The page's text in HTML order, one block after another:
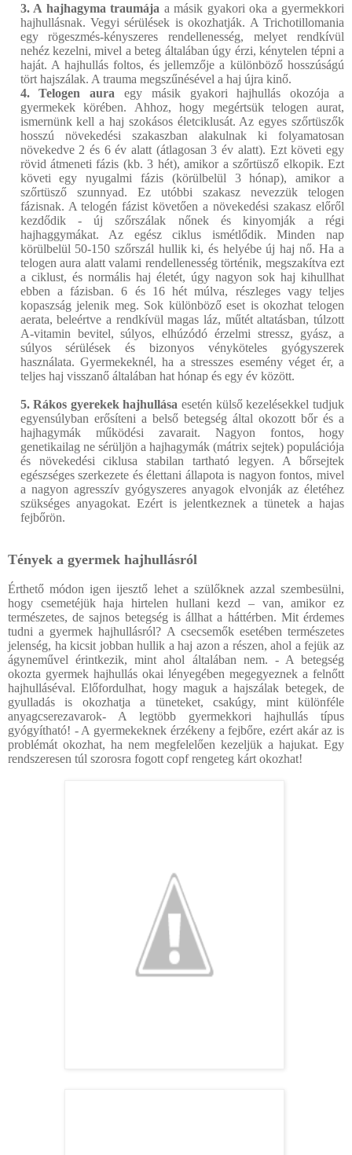
3. A hajhagyma traumája a másik gyakori oka a gyermekkori
hajhullásnak. Vegyi sérülések is okozhatják. A Trichotillomania
egy rögeszmés-kényszeres rendellenesség, melyet rendkívül
nehéz kezelni, mivel a beteg általában úgy érzi, kénytelen tépni a
haját. A hajhullás foltos, és jellemzője a különböző hosszúságú
tört hajszálak. A trauma megszűnésével a haj újra kinő.
4. Telogen aura egy másik gyakori hajhullás okozója a
gyermekek körében. Ahhoz, hogy megértsük telogen aurat,
ismernünk kell a haj szokásos életciklusát. Az egyes szőrtüszők
hosszú növekedési szakaszban alakulnak ki folyamatosan
növekedve 2 és 6 év alatt (átlagosan 3 év alatt). Ezt követi egy
rövid átmeneti fázis (kb. 3 hét), amikor a szőrtüsző elkopik. Ezt
követi egy nyugalmi fázis (körülbelül 3 hónap), amikor a
szőrtüsző szunnyad. Ez utóbbi szakasz nevezzük telogen
fázisnak. A telogén fázist követően a növekedési szakasz előről
kezdődik - új szőrszálak nőnek és kinyomják a régi
hajhaggymákat. Az egész ciklus ismétlődik. Minden nap
körülbelül 50-150 szőrszál hullik ki, és helyébe új haj nő. Ha a
telogen aura alatt valami rendellenesség történik, megszakítva ezt
a ciklust, és normális haj életét, úgy nagyon sok haj kihullhat
ebben a fázisban. 6 és 16 hét múlva, részleges vagy teljes
kopaszság jelenik meg. Sok különböző eset is okozhat telogen
aerata, beleértve a rendkívül magas láz, műtét altatásban, túlzott
A-vitamin bevitel, súlyos, elhúzódó érzelmi stressz, gyász, a
súlyos sérülések és bizonyos vényköteles gyógyszerek
használata. Gyermekeknél, ha a stresszes esemény véget ér, a
teljes haj visszanő általában hat hónap és egy év között.
5. Rákos gyerekek hajhullása esetén külső kezelésekkel tudjuk
egyensúlyban erősíteni a belső betegség által okozott bőr és a
hajhagymák működési zavarait. Nagyon fontos, hogy
genetikailag ne sérüljön a hajhagymák (mátrix sejtek) populációja
és növekedési ciklusa stabilan tartható legyen. A bőrsejtek
egészséges szerkezete és élettani állapota is nagyon fontos, mivel
a nagyon agresszív gyógyszeres anyagok elvonják az életéhez
szükséges anyagokat. Ezért is jelentkeznek a tünetek a hajas
fejbőrön.
Tények a gyermek hajhullásról
Érthető módon igen ijesztő lehet a szülőknek azzal szembesülni,
hogy csemetéjük haja hirtelen hullani kezd – van, amikor ez
természetes, de sajnos betegség is állhat a háttérben. Mit érdemes
tudni a gyermek hajhullásról? A csecsemők esetében természetes
jelenség, ha kicsit jobban hullik a haj azon a részen, ahol a fejük az
ágyneművel érintkezik, mint ahol általában nem. - A betegség
okozta gyermek hajhullás okai lényegében megegyeznek a felnőtt
hajhulláséval. Előfordulhat, hogy maguk a hajszálak betegek, de
gyulladás is okozhatja a tüneteket, csakúgy, mint különféle
anyagcserezavarok- A legtöbb gyermekkori hajhullás típus
gyógyítható! - A gyermekeknek érzékeny a fejbőre, ezért akár az is
problémát okozhat, ha nem megfelelően kezeljük a hajukat. Egy
rendszeresen túl szorosra fogott copf rengeteg kárt okozhat!